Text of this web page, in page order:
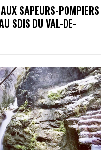
SAPEURS-POMPIERS
SDIS DU VAL-DE-